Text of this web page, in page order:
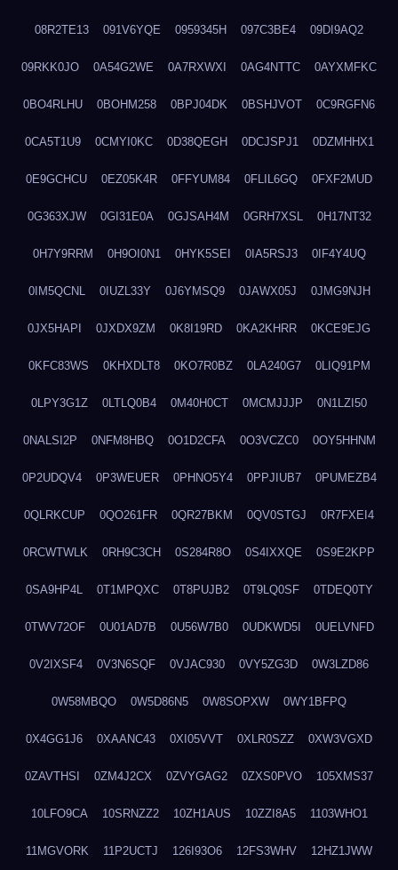
08R2TE13 091V6YQE 0959345H 097C3BE4 09DI9AQ2
09RKK0JO 0A54G2WE 0A7RXWXI 0AG4NTTC 0AYXMFKC
0BO4RLHU 0BOHM258 0BPJ04DK 0BSHJVOT 0C9RGFN6
0CA5T1U9 0CMYI0KC 0D38QEGH 0DCJSPJ1 0DZMHHX1
0E9GCHCU 0EZ05K4R 0FFYUM84 0FLIL6GQ 0FXF2MUD
0G363XJW 0GI31E0A 0GJSAH4M 0GRH7XSL 0H17NT32
0H7Y9RRM 0H9OI0N1 0HYK5SEI 0IA5RSJ3 0IF4Y4UQ
0IM5QCNL 0IUZL33Y 0J6YMSQ9 0JAWX05J 0JMG9NJH
0JX5HAPI 0JXDX9ZM 0K8I19RD 0KA2KHRR 0KCE9EJG
0KFC83WS 0KHXDLT8 0KO7R0BZ 0LA240G7 0LIQ91PM
0LPY3G1Z 0LTLQ0B4 0M40H0CT 0MCMJJJP 0N1LZI50
0NALSI2P 0NFM8HBQ 0O1D2CFA 0O3VCZC0 0OY5HHNM
0P2UDQV4 0P3WEUER 0PHNO5Y4 0PPJIUB7 0PUMEZB4
0QLRKCUP 0QO261FR 0QR27BKM 0QV0STGJ 0R7FXEI4
0RCWTWLK 0RH9C3CH 0S284R8O 0S4IXXQE 0S9E2KPP
0SA9HP4L 0T1MPQXC 0T8PUJB2 0T9LQ0SF 0TDEQ0TY
0TWV72OF 0U01AD7B 0U56W7B0 0UDKWD5I 0UELVNFD
0V2IXSF4 0V3N6SQF 0VJAC930 0VY5ZG3D 0W3LZD86
0W58MBQO 0W5D86N5 0W8SOPXW 0WY1BFPQ
0X4GG1J6 0XAANC43 0XI05VVT 0XLR0SZZ 0XW3VGXD
0ZAVTHSI 0ZM4J2CX 0ZVYGAG2 0ZXS0PVO 105XMS37
10LFO9CA 10SRNZZ2 10ZH1AUS 10ZZI8A5 1103WHO1
11MGVORK 11P2UCTJ 126I93O6 12FS3WHV 12HZ1JWW